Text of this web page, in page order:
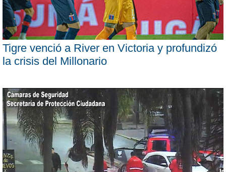
Tigre venció a River en Victoria y profundizó
la crisis del Millonario